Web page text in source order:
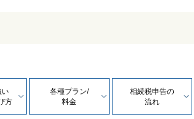
方
各種プラン/
料金
相続税申告の
流れ